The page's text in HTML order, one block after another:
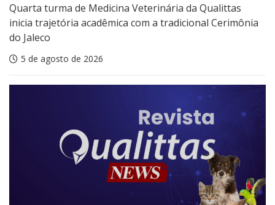
Quarta turma de Medicina Veterinária da Qualittas
inicia trajetória acadêmica com a tradicional Cerimônia
do Jaleco
5 de agosto de 2026